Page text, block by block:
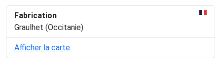
Fabrication
Graulhet (Occitanie)
Afficher la carte